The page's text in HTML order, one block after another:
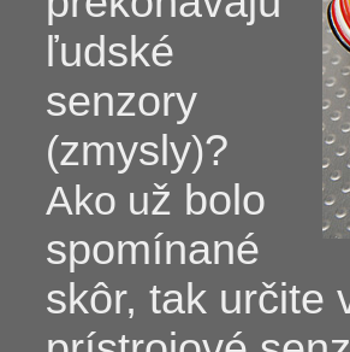
ľudské
senzory
(zmysly)?
Ako už bolo
spomínané
skôr, tak určite